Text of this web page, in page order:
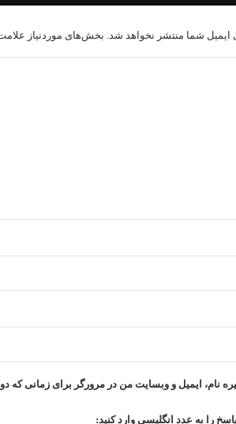
ایمیل شما منتشر نخواهد شد. بخش‌های موردنیاز
نام، ایمیل و وبسایت من در مرورگر برای زمانی که
را به عدد انگلیسی وارد کنید: